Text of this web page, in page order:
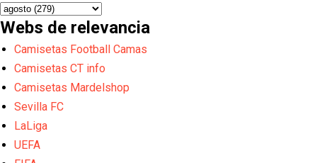
Webs de relevancia
Camisetas Football Camas
Camisetas CT info
Camisetas Mardelshop
Sevilla FC
LaLiga
UEFA